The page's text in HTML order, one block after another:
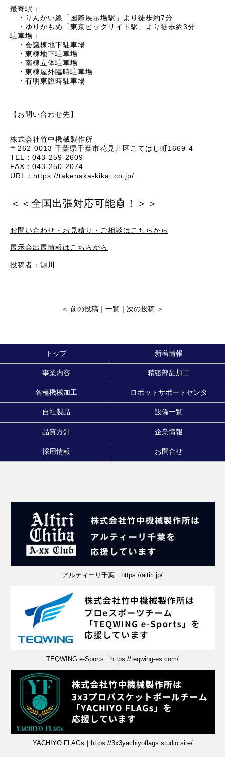
最寄駅：
・りんかい線「国際展示場駅」より徒歩約7分
・ゆりかもめ「東京ビッグサイト駅」より徒歩約3分
駐車場：
・会議棟地下駐車場
・東棟地下駐車場
・南棟立体駐車場
・東棟屋外臨時駐車場
・有明東臨時駐車場
【お問い合わせ先】
株式会社竹中機械製作所
〒262-0013 千葉県千葉市花見川区こてはし町1669-4
TEL：043-259-2609
FAX：043-250-2074
URL： https://takenaka-kikai.co.jp/
＜＜全国出張対応可能🤖！＞＞
お問い合わせ・お見積り・ご相談はこちらから
展示会出展情報はこちらから
投稿者：源川
＜ 前の投稿 ｜ 一覧 ｜ 次の投稿 ＞
トップ 新着情報
事業内容 精密部品加工
各種機械加工 ロボットサポートセンタ
自社製品 設備一覧
品質方針 企業情報
採用情報 お問合せ
アルティーリ千葉｜https://altiri.jp/
TEQWING e-Sports｜https://teqwing-es.com/
YACHIYO FLAGs｜https://3x3yachiyoflags.studio.site/